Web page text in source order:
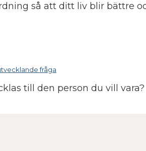
så att ditt liv blir bättre
fråga
till den person du vill vara?